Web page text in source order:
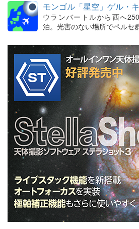
モンゴル「星空」ゲル・
ウランバートルから西へ
泊。光害のない場所でペルセ